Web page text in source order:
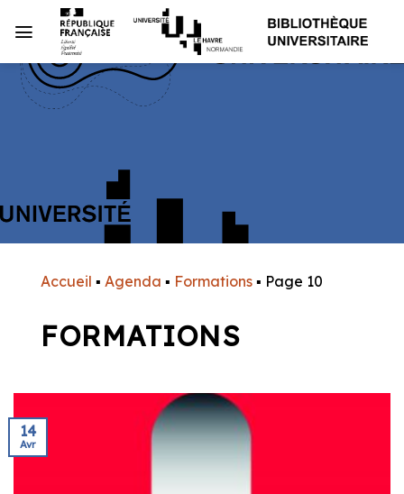
au
Accueil ▪ Agenda ▪ Formations ▪ Page 10
FORMATIONS
14
Avr